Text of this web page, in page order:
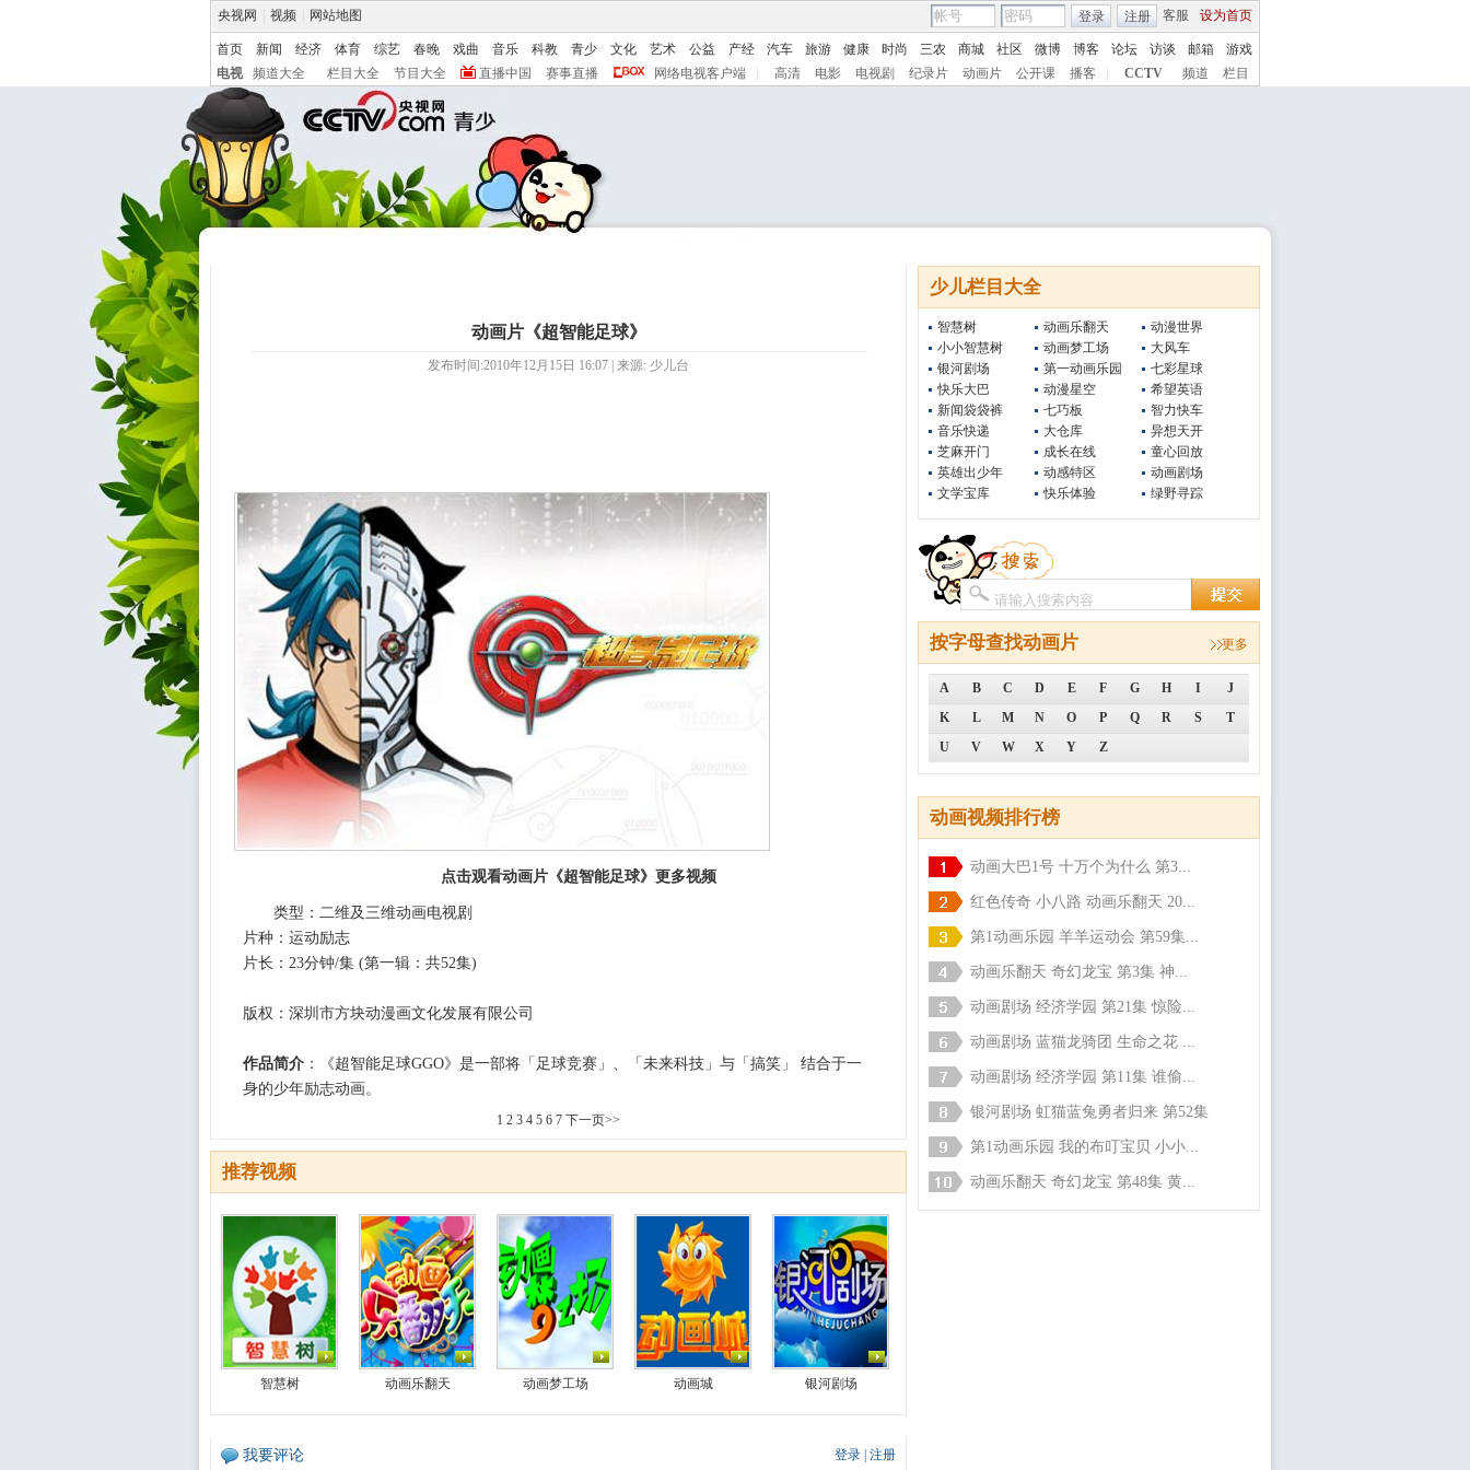
央视网 视频 网站地图 客服 设为首页
登录 注册
首页 新闻 经济 体育 综艺 春晚 戏曲 音乐 科教 青少 文化 艺术 公益 产经 汽车 旅游 健康 时尚 三农 商城 社区 微博 博客 论坛 访谈 邮箱
游戏
电视
频道大全 栏目大全 节目大全 直播中国 赛事直播 网络电视客户端 高清 电影 电视剧 纪录片 动画片 公开课 播客 CCTV 频道 栏目
少儿栏目大全
智慧树
小小智慧树
银河剧场
快乐大巴
新闻袋袋裤
音乐快递
芝麻开门
英雄出少年
文学宝库
动画乐翻天
动画梦工场
第一动画乐园
动漫星空
七巧板
大仓库
成长在线
动感特区
快乐体验
动漫世界
大风车
七彩星球
希望英语
智力快车
异想天开
童心回放
动画剧场
绿野寻踪
按字母查找动画片 更多
A B C D E F G H I
J
K
L M N O P Q R S
T
U
V W X Y Z
动画视频排行榜
动画大巴1号 十万个为什么 第3...
红色传奇 小八路 动画乐翻天 20...
第1动画乐园 羊羊运动会 第59集...
动画乐翻天 奇幻龙宝 第3集 神...
动画剧场 经济学园 第21集 惊险...
动画剧场 蓝猫龙骑团 生命之花 ...
动画剧场 经济学园 第11集 谁偷...
银河剧场 虹猫蓝兔勇者归来 第52集
第1动画乐园 我的布叮宝贝 小小...
动画乐翻天 奇幻龙宝 第48集 黄...
动画片《超智能足球》
发布时间:2010年12月15日 16:07 | 来源: 少儿台
点击观看动画片《超智能足球》更多视频
类型：二维及三维动画电视剧
片种：运动励志
片长：23分钟/集 (第一辑：共52集)
版权：深圳市方块动漫画文化发展有限公司
作品简介 ：《超智能足球GGO》是一部将「足球竞赛」、「未来科技」与「搞笑」 结合于一
身的少年励志动画。
1 2 3 4 5 6 7 下一页>>
推荐视频
智慧树 动画乐翻天 动画梦工场 动画城 银河剧场
登录 注册
我要评论